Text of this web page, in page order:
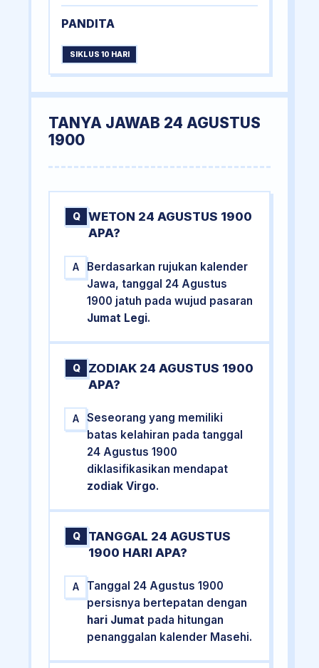
PANDITA
SIKLUS 10 HARI
TANYA JAWAB 24 AGUSTUS
1900
Q
WETON 24 AGUSTUS 1900
APA?
A
Berdasarkan rujukan kalender
Jawa, tanggal 24 Agustus
1900 jatuh pada wujud pasaran
Jumat Legi.
Q
ZODIAK 24 AGUSTUS 1900
APA?
A
Seseorang yang memiliki
batas kelahiran pada tanggal
24 Agustus 1900
diklasifikasikan mendapat
zodiak Virgo.
Q
TANGGAL 24 AGUSTUS
1900 HARI APA?
A
Tanggal 24 Agustus 1900
persisnya bertepatan dengan
hari Jumat pada hitungan
penanggalan kalender Masehi.